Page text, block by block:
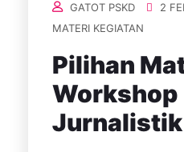
GATOT PSKD 2
MATERI KEGIATAN
Pilihan
Workshop
Jurnalistik